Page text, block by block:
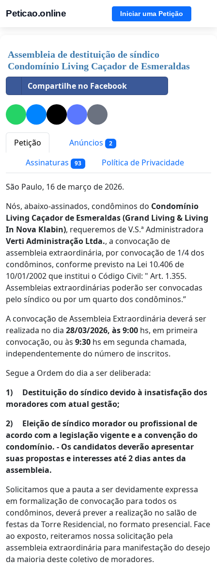
Peticao.online Iniciar uma Petição
Assembleia de destituição de síndico
Condomínio Living Caçador de Esmeraldas
Compartilhe no Facebook
Petição Anúncios 2
Assinaturas 93 Política de Privacidade
São Paulo, 16 de março de 2026.
Nós, abaixo-assinados, condôminos do Condomínio
Living Caçador de Esmeraldas (Grand Living & Living
In Nova Klabin), requeremos de V.S.ª Administradora
Verti Administração Ltda., a convocação de
assembleia extraordinária, por convocação de 1/4 dos
condôminos, conforme previsto na Lei 10.406 de
10/01/2002 que institui o Código Civil: " Art. 1.355.
Assembleias extraordinárias poderão ser convocadas
pelo síndico ou por um quarto dos condôminos.”
A convocação de Assembleia Extraordinária deverá ser
realizada no dia 28/03/2026, às 9:00 hs, em primeira
convocação, ou às 9:30 hs em segunda chamada,
independentemente do número de inscritos.
Segue a Ordem do dia a ser deliberada:
1) Destituição do síndico devido à insatisfação dos
moradores com atual gestão;
2) Eleição de síndico morador ou profissional de
acordo com a legislação vigente e a convenção do
condomínio. - Os candidatos deverão apresentar
suas propostas e interesses até 2 dias antes da
assembleia.
Solicitamos que a pauta a ser devidamente expressa
em formalização de convocação para todos os
condôminos, deverá prever a realização no salão de
festas da Torre Residencial, no formato presencial. Face
ao exposto, reiteramos nossa solicitação pela
assembleia extraordinária para manifestação do desejo
da maioria deste coletivo de moradores.